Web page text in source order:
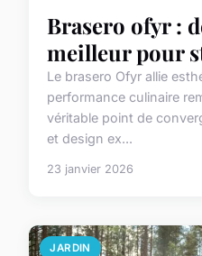
Brasero ofyr :
meilleur pour
Le brasero Ofyr allie
performance culinaire
véritable point de
et design ex...
23 janvier 2026
JARDIN